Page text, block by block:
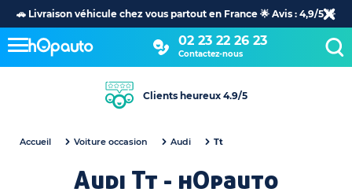
🚗 Livraison véhicule chez vous partout en France 🌟 Avis : 4,9/5 🌟
02 23 22 26 23
Contactez-nous
Clients heureux 4.9/5
Accueil Voiture occasion Audi Tt
Audi Tt - hOpauto